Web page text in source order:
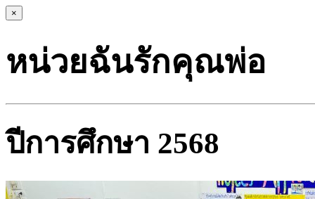
×
หน่วยฉันรักคุณพ่อ
ปีการศึกษา 2568